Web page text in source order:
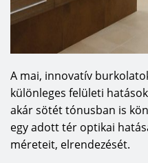
A mai, innovatív
különleges felületi
akár sötét tónusban is
egy adott tér optikai
méreteit, elrendezését.